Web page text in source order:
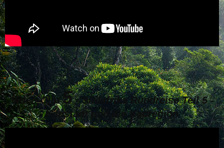
Video-Clip5-Südafrika Rundreise Teil 5 -
Kapstadt und die Kapregion